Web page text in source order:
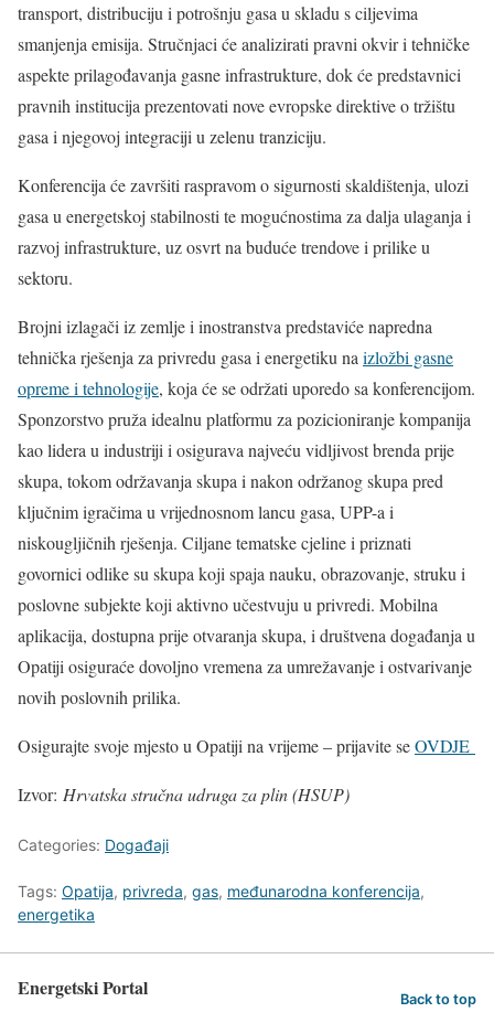
transport, distribuciju i potrošnju gasa u skladu s ciljevima
smanjenja emisija. Stručnjaci će analizirati pravni okvir i tehničke
aspekte prilagođavanja gasne infrastrukture, dok će predstavnici
pravnih institucija prezentovati nove evropske direktive o tržištu
gasa i njegovoj integraciji u zelenu tranziciju.
Konferencija će završiti raspravom o sigurnosti skaldištenja, ulozi
gasa u energetskoj stabilnosti te mogućnostima za dalja ulaganja i
razvoj infrastrukture, uz osvrt na buduće trendove i prilike u
sektoru.
Brojni izlagači iz zemlje i inostranstva predstaviće napredna
tehnička rješenja za privredu gasa i energetiku na izložbi gasne
opreme i tehnologije, koja će se održati uporedo sa konferencijom.
Sponzorstvo pruža idealnu platformu za pozicioniranje kompanija
kao lidera u industriji i osigurava najveću vidljivost brenda prije
skupa, tokom održavanja skupa i nakon održanog skupa pred
ključnim igračima u vrijednosnom lancu gasa, UPP-a i
niskougljičnih rješenja. Ciljane tematske cjeline i priznati
govornici odlike su skupa koji spaja nauku, obrazovanje, struku i
poslovne subjekte koji aktivno učestvuju u privredi. Mobilna
aplikacija, dostupna prije otvaranja skupa, i društvena događanja u
Opatiji osiguraće dovoljno vremena za umrežavanje i ostvarivanje
novih poslovnih prilika.
Osigurajte svoje mjesto u Opatiji na vrijeme – prijavite seOVDJE
Izvor: Hrvatska stručna udruga za plin (HSUP)
Categories: Događaji
Tags: Opatija, privreda, gas, međunarodna konferencija,
energetika
Energetski Portal Back to top